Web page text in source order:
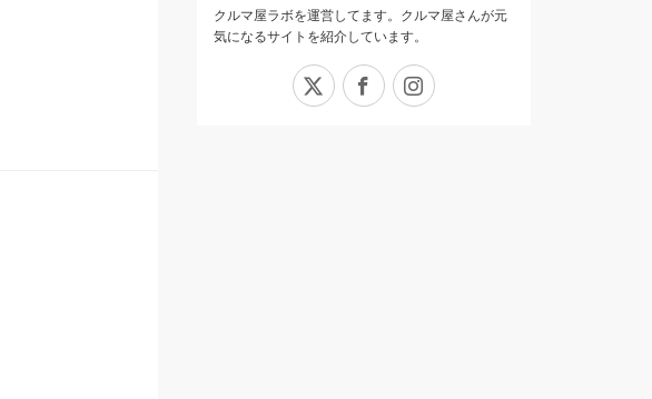
クルマ屋ラボを運営してます。クルマ屋さんが元
気になるサイトを紹介しています。
Facebook